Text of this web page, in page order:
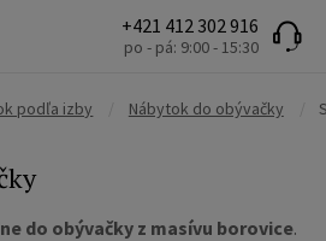
+421 412 302 916
po - pá: 9:00 - 15:30
podľa izby Nábytok do obývačky
do obývačky z masívu borovice.